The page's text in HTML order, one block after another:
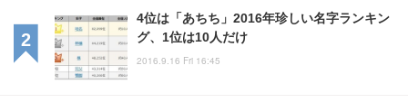
4位は「あちち」2016年珍しい名字ランキン
グ、1位は10人だけ
2016.9.16 Fri 16:45